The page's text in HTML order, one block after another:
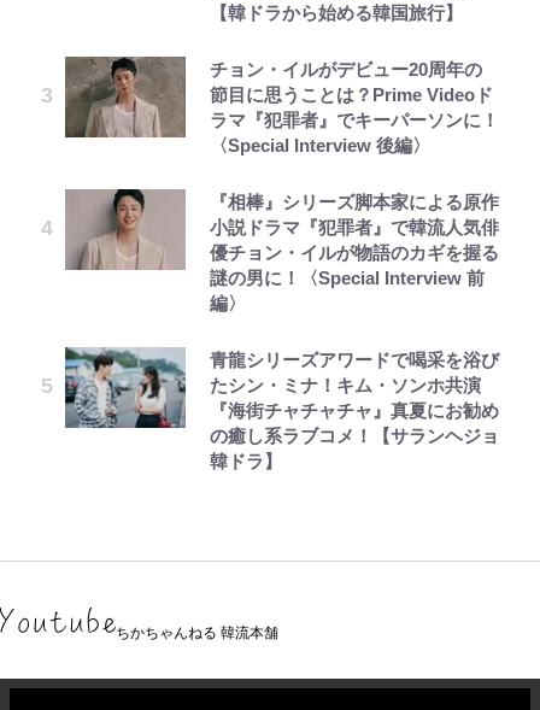
【韓ドラから始める韓国旅行】
チョン・イルがデビュー20周年の
節目に思うことは？Prime Videoド
ラマ『犯罪者』でキーパーソンに！
〈Special Interview 後編〉
『相棒』シリーズ脚本家による原作
小説ドラマ『犯罪者』で韓流人気俳
優チョン・イルが物語のカギを握る
謎の男に！〈Special Interview 前
編〉
青龍シリーズアワードで喝采を浴び
たシン・ミナ！キム・ソンホ共演
『海街チャチャチャ』真夏にお勧め
の癒し系ラブコメ！【サランヘジョ
韓ドラ】
ちかちゃんねる 韓流本舗